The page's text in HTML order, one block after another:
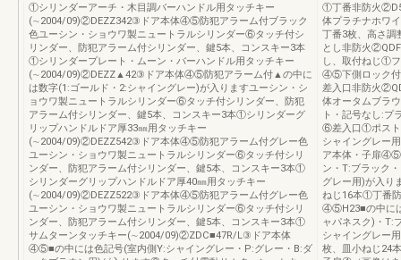
①シリンダーアーチ・木目調バーハンドル用タッチキー
(∼2004/09)②DEZZ342③ドア本体④⑤防犯アラーム付ブラック
色ユーシン・ショウワ製ニュートラルシリンダー⑥タッチ付シ
リンダー、防犯アラーム付シリンダー、鍵5本、コンスキー3本
①シリンダープレート・ムーン・バーハンドル用タッチキー
(∼2004/09)②DEZZ▲42③ドア本体④⑤防犯アラーム付▲の中に
は数字(1:ゴールド・2:シャイングレー)が入りますユーシン・シ
ョウワ製ニュートラルシリンダー⑥タッチ付シリンダー、防犯
アラーム付シリンダー、鍵5本、コンスキー3本①シリンダーグ
リップハンドルドア厚33㎜用タッチキー
(∼2004/09)②DEZZ542③ドア本体④⑤防犯アラーム付グレー色
ユーシン・ショウワ製ニュートラルシリンダー⑥タッチ付シリ
ンダー、防犯アラーム付シリンダー、鍵5本、コンスキー3本①
シリンダーグリップハンドルドア厚40㎜用タッチキー
(∼2004/09)②DEZZ522③ドア本体④⑤防犯アラーム付グレー色
ユーシン・ショウワ製ニュートラルシリンダー⑥タッチ付シリ
ンダー、防犯アラーム付シリンダー、鍵5本、コンスキー3本①
サムターンタッチキー(∼2004/09)②ZDC■47R/L③ドア本体
④⑤■の中には色記号(室内側Y:シャイングレー・P:グレー・B:ダ
①丁番非防火
体プラチナホワ
丁番3枚、高さ
とし非防火
し、取付ねじ①
④⑤下側ロック付
差入口非防火
体オータムブラ
ト・記号なし:プ
⑥差入口①ポス
シャイングレー
ア本体・子扉
ン・T:ブラック
グレー用)が入り
ねじ16本①丁番
④⑤H23■の中に
ャパネスク)・T:
シャイングレー
枚、皿小ねじ24